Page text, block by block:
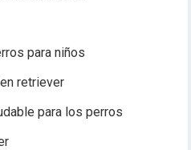
para niños
retriever
para los perros